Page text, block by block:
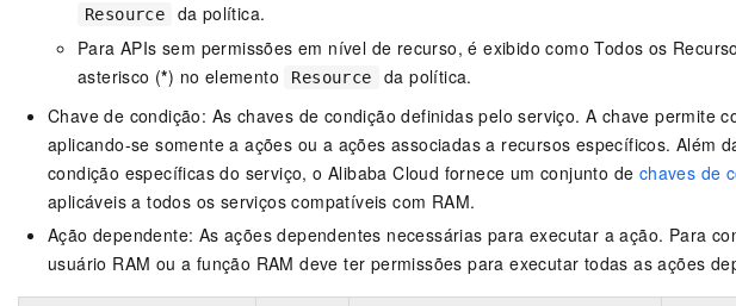
Resource
da política.
Para APIs sem permissões em nível de recurso, é exibido como Todos os
asterisco (*) no elemento Resource
da política.
Chave de condição: As chaves de condição definidas pelo serviço. A chave permite
aplicando-se somente a ações ou a ações associadas a recursos específicos. Além
condição específicas do serviço, o Alibaba Cloud fornece um conjunto de chaves de
aplicáveis a todos os serviços compatíveis com RAM.
Ação dependente: As ações dependentes necessárias para executar a ação. Para
usuário RAM ou a função RAM deve ter permissões para executar todas as ações